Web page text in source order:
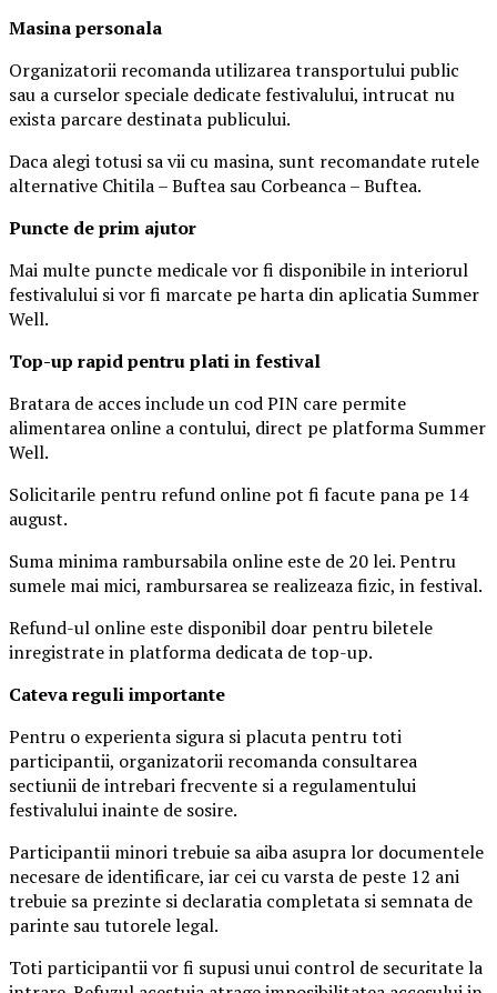
Masinapersonala
Organizatorii recomanda utilizarea transportului public
sau a curselor speciale dedicate festivalului, intrucat nu
exista parcare destinata publicului.
Daca alegi totusi sa vii cu masina, sunt recomandate rutele
alternative Chitila – Buftea sau Corbeanca – Buftea.
Puncte de prim ajutor
Mai multe puncte medicale vor fi disponibile in interiorul
festivalului si vor fi marcate pe harta din aplicatia Summer
Well.
Top-up rapid pentru plati in festival
Bratara de acces include un cod PIN care permite
alimentarea online a contului, direct pe platforma Summer
Well.
Solicitarile pentru refund online pot fi facute pana pe 14
august.
Suma minima rambursabila online este de 20 lei. Pentru
sumele mai mici, rambursarea se realizeaza fizic, in festival.
Refund-ul online este disponibil doar pentru biletele
inregistrate in platforma dedicata de top-up.
Cateva reguli importante
Pentru o experienta sigura si placuta pentru toti
participantii, organizatorii recomanda consultarea
sectiunii de intrebari frecvente si a regulamentului
festivalului inainte de sosire.
Participantii minori trebuie sa aiba asupra lor documentele
necesare de identificare, iar cei cu varsta de peste 12 ani
trebuie sa prezinte si declaratia completata si semnata de
parinte sau tutorele legal.
Toti participantii vor fi supusi unui control de securitate la